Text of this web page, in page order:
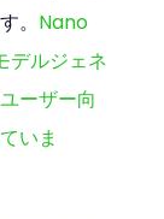
。 Nano
デルジェネ
ーザー向
いま